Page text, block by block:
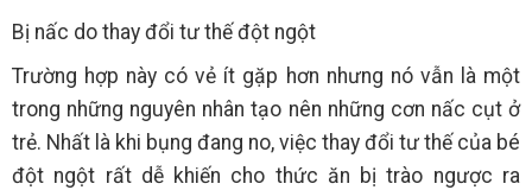
Bị nấc do thay đổi tư thế đột ngột
Trường hợp này có vẻ ít gặp hơn nhưng nó vẫn là một
trong những nguyên nhân tạo nên những cơn nấc cụt ở
trẻ. Nhất là khi bụng đang no, việc thay đổi tư thế của bé
đột ngột rất dễ khiến cho thức ăn bị trào ngược ra